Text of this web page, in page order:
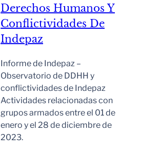
Derechos Humanos Y
Conflictividades De
Indepaz
Informe de Indepaz –
Observatorio de DDHH y
conflictividades de Indepaz
Actividades relacionadas con
grupos armados entre el 01 de
enero y el 28 de diciembre de
2023.